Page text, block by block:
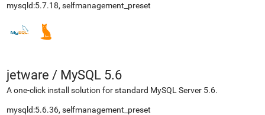
mysqld:5.7.18, selfmanagement_preset
jetware / MySQL 5.6
A one-click install solution for standard MySQL Server 5.6.
mysqld:5.6.36, selfmanagement_preset